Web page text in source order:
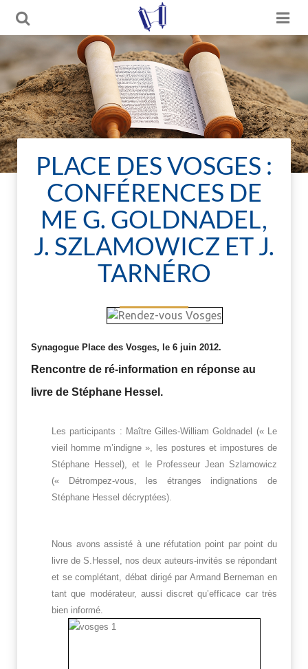
PLACE DES VOSGES :
CONFÉRENCES DE
ME G. GOLDNADEL,
J. SZLAMOWICZ ET J.
TARNÉRO
Synagogue Place des Vosges, le 6 juin 2012.
Rencontre de ré-information en réponse au
livre de Stéphane Hessel.
Les participants : Maître Gilles-William Goldnadel (« Le
vieil homme m’indigne », les postures et impostures de
Stéphane Hessel), et le Professeur Jean Szlamowicz
(« Détrompez-vous, les étranges indignations de
Stéphane Hessel décryptées).
Nous avons assisté à une réfutation point par point du
livre de S.Hessel, nos deux auteurs-invités se répondant
et se complétant, débat dirigé par Armand Berneman en
tant que modérateur, aussi discret qu’efficace car très
bien informé.